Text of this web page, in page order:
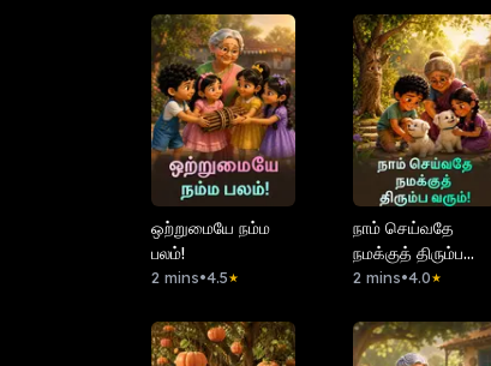
ஒற்றுமையே நம்ம
பலம்!
2 mins•4.5★
நாம் செய்வதே
நமக்குத் திரும்ப
வரும்!
2 mins•4.0★